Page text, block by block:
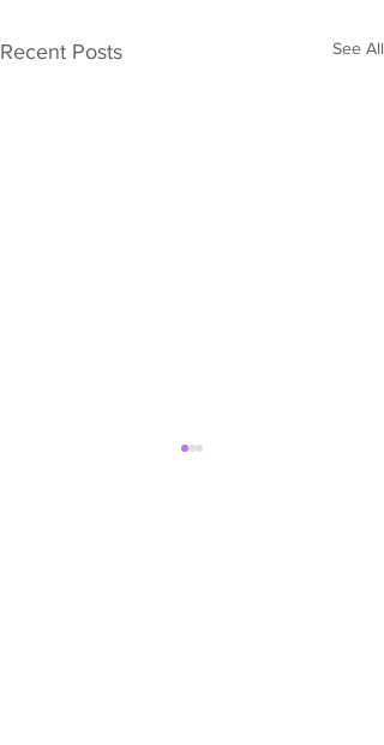
Recent Posts See All